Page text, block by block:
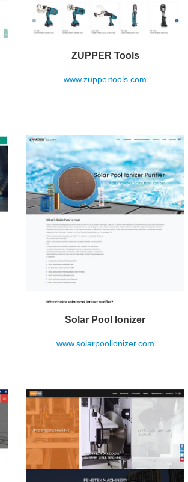
ZUPPER Tools
www.zuppertools.com
Solar Pool Ionizer
www.solarpoolionizer.com